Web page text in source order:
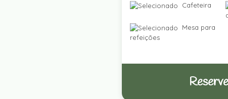
Cafeteira
Mesa para
refeições